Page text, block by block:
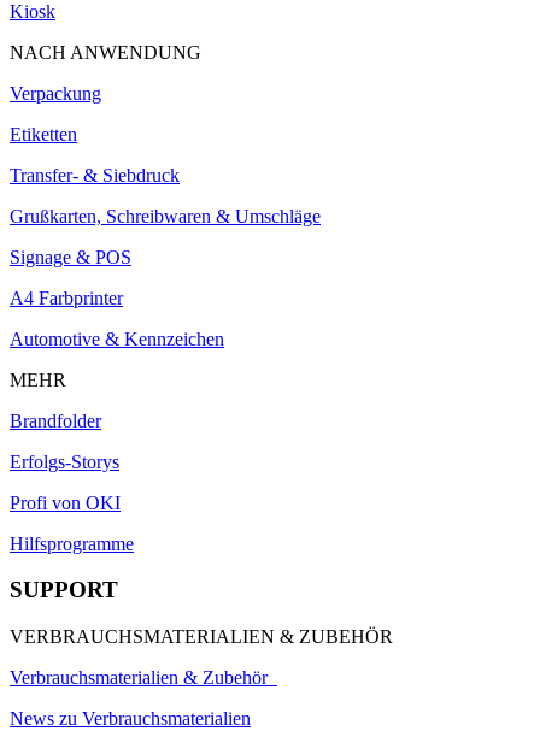
Kiosk
NACH ANWENDUNG
Verpackung
Etiketten
Transfer- & Siebdruck
Grußkarten, Schreibwaren & Umschläge
Signage & POS
A4 Farbprinter
Automotive & Kennzeichen
MEHR
Brandfolder
Erfolgs-Storys
Profi von OKI
Hilfsprogramme
SUPPORT
VERBRAUCHSMATERIALIEN & ZUBEHÖR
Verbrauchsmaterialien & Zubehör
News zu Verbrauchsmaterialien